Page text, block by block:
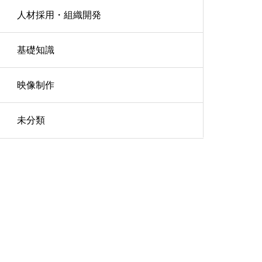
人材採用・組織開発
基礎知識
映像制作
未分類